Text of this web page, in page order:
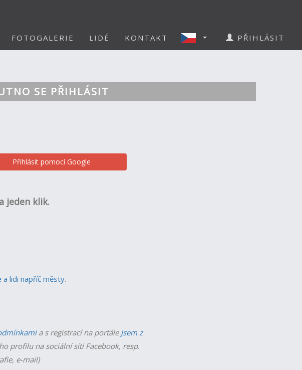
FOTOGALERIE LIDÉ KONTAKT PŘIHLÁSIT
SE PŘIHLÁSIT
Přihlásit pomocí Google
jeden klik.
lidi napříč městy.
a s registrací na portále Jsem z
profilu na sociální síti Facebook, resp.
e-mail)